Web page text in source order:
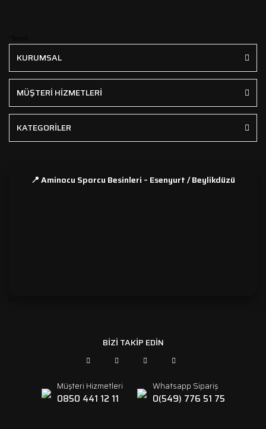
KURUMSAL
MÜŞTERİ HİZMETLERİ
KATEGORİLER
📍 Aminocu Sporcu Besinleri – Esenyurt / Beylikdüzü
BİZİ TAKİP EDİN
Müşteri Hizmetleri
0850 441 12 11
Whatsapp Sipariş
0(549) 776 51 75